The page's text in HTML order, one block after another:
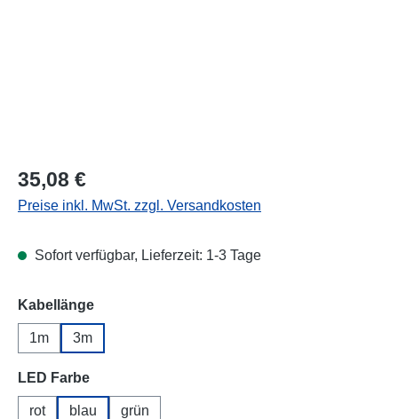
Regulärer Preis:
35,08 €
Preise inkl. MwSt. zzgl. Versandkosten
Sofort verfügbar, Lieferzeit: 1-3 Tage
Kabellängeauswählen
1m 3m
LED Farbeauswählen
rot blau grün